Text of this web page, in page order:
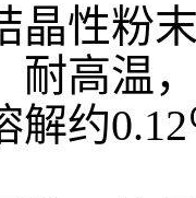
晶性粉
耐高温
解约